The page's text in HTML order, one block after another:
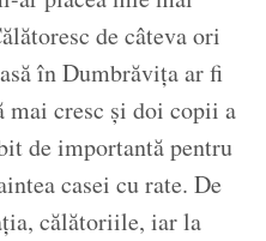
de câteva ori
în Dumbrăvița ar fi
cresc și doi copii a
de importantă pentru
casei cu rate. De
călătoriile, iar la